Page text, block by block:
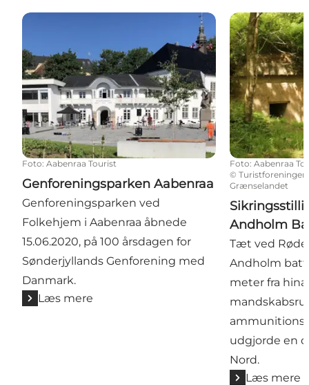
Genforeningsparken Aabenraa
Foto: Aabenraa Tourist
Genforeningsparken Aabenraa
Genforeningsparken ved
Folkehjem i Aabenraa åbnede
15.06.2020, på 100 årsdagen for
Sønderjyllands Genforening med
Danmark.
Læs mere
Foto: Aabenraa
©
Grænselandet
Andholm
Tæt ved
Andholm
meter fra
udgjorde en
Nord.
Læs mere